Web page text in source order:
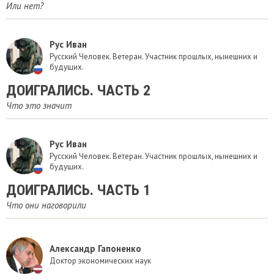
Или нет?
Рус Иван
Русский Человек. Ветеран. Участник прошлых, нынешних и
будущих.
ДОИГРАЛИСЬ. ЧАСТЬ 2
Что это значит
Рус Иван
Русский Человек. Ветеран. Участник прошлых, нынешних и
будущих.
ДОИГРАЛИСЬ. ЧАСТЬ 1
Что они наговорили
Александр Гапоненко
Доктор экономических наук